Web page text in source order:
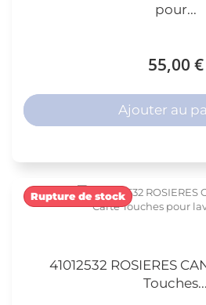
pour...
55,00 €
Ajouter au
41012532 ROSIERES
Touches...
Rupture de stock